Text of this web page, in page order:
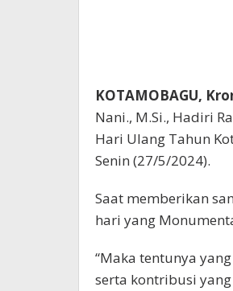
KOTAMOBAGU,
Nani., M.Si., Hadiri
Hari Ulang Tahun
Senin (27/5/2024).
Saat memberikan
hari yang
“Maka tentunya
serta kontribusi